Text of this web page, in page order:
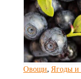
Овощи, Ягоды и